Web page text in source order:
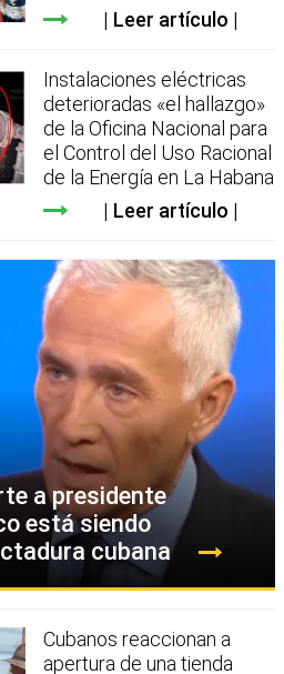
Leer artículo
Instalaciones eléctricas
deterioradas «el hallazgo»
de la Oficina Nacional para
el Control del Uso Racional
de la Energía en La Habana
Leer artículo
a presidente
está siendo
cubana
Cubanos reaccionan a
apertura de una tienda